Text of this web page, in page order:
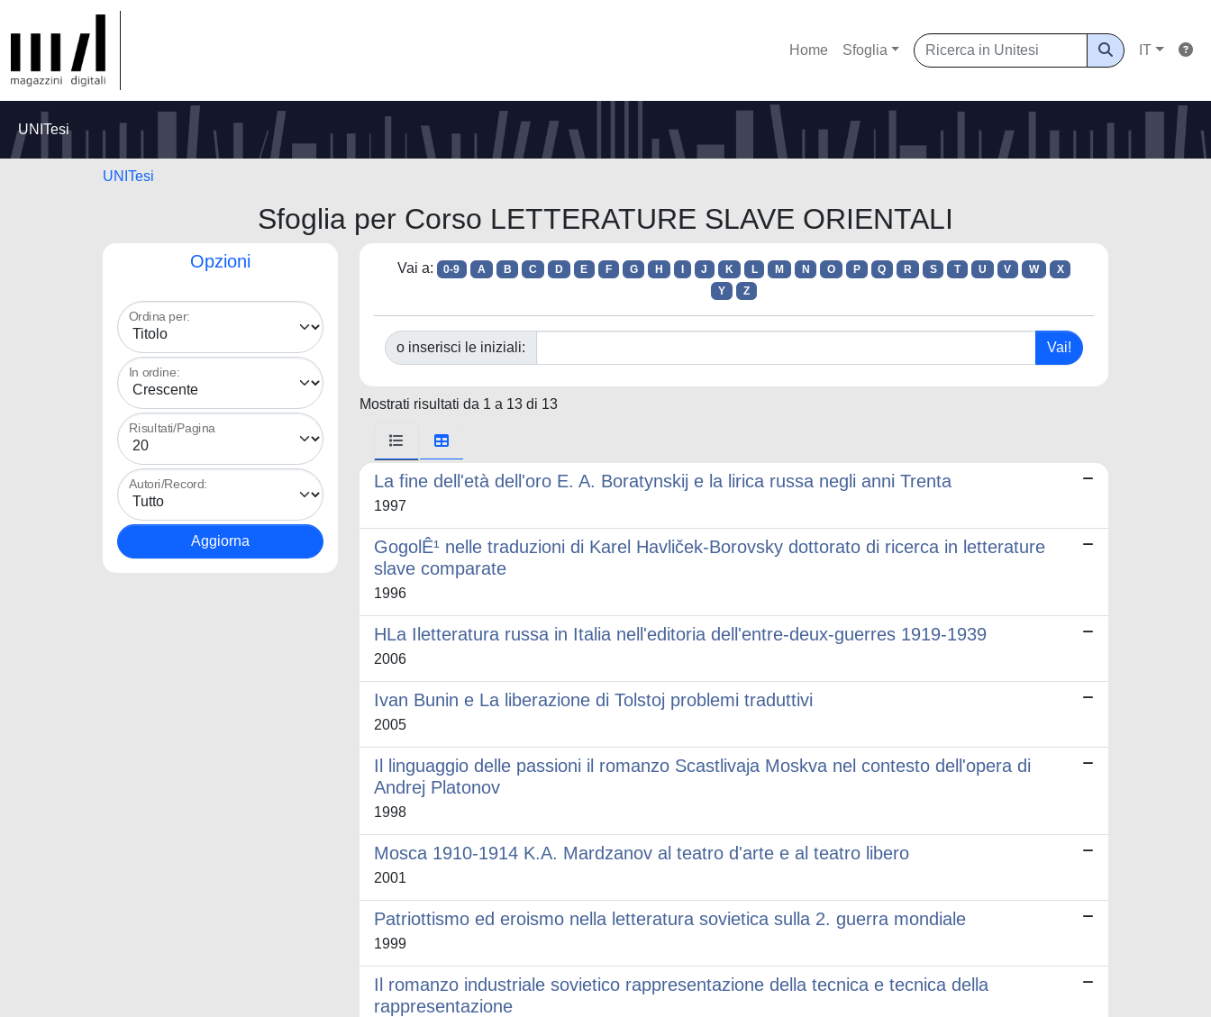
Home Sfoglia IT
UNITesi
UNITesi
Sfoglia per Corso LETTERATURE SLAVE ORIENTALI
Opzioni
Ordina per:
In ordine:
Risultati/Pagina
Autori/Record:
Vai a: 0-9 A B C D E F G H J K L M N O P Q R S T U V W
X
Y
Z
o inserisci le iniziali:
Mostrati risultati da 1 a 13 di 13
La fine dell'età dell'oro E. A. Boratynskij e la lirica russa negli anni Trenta
1997
GogolÊ¹ nelle traduzioni di Karel Havliček-Borovsky dottorato di ricerca in letterature
slave comparate
1996
HLa Iletteratura russa in Italia nell'editoria dell'entre-deux-guerres 1919-1939
2006
Ivan Bunin e La liberazione di Tolstoj problemi traduttivi
2005
Il linguaggio delle passioni il romanzo Scastlivaja Moskva nel contesto dell'opera di
Andrej Platonov
1998
Mosca 1910-1914 K.A. Mardzanov al teatro d'arte e al teatro libero
2001
Patriottismo ed eroismo nella letteratura sovietica sulla 2. guerra mondiale
1999
Il romanzo industriale sovietico rappresentazione della tecnica e tecnica della
rappresentazione